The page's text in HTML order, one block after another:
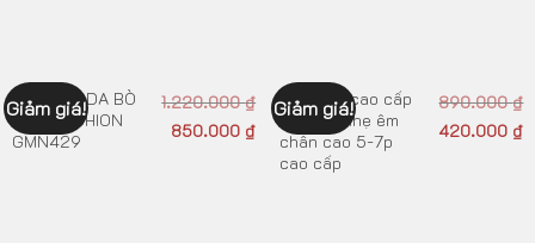
Giảm giá!
GIÀY MỌI DA BÒ
NEW FASHION
GMN429
1.220.000₫
850.000 ₫
Giảm giá!
Giày snk cao cấp
mềm và nhẹ êm
chân cao 5-7p
cao cấp
890.000₫
420.000 ₫